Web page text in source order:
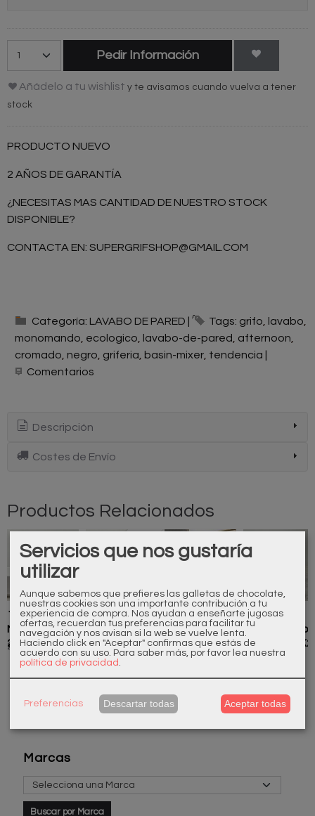
Marcas
Pedir Información
Añádelo a tu wishlist y te avisamos cuando vuelva a tener
stock
PRODUCTO NUEVO
2 AÑOS DE GARANTÍA
¿NECESITAS MAS CANTIDAD DE NUESTRO STOCK
DISPONIBLE?
CONTACTA EN: SUPERGRIFSHOP@GMAIL.COM
Categoría: LAVABO DE PARED Tags: grifo
lavabo
monomando ecologico lavabo-de-pared
afternoon
cromado negro griferia basin-mixer tendencia
Comentarios
Descripción
Costes de Envío
Productos Relacionados
173604370
Monomando
2 agujeros K2
284,35 €
Agotado
173105284
Monomando
Lavabo
Pared K2
302,50 €
173604240
Monomando
2 Agujeros K2
338,80 €
173604110
Monomando
2 agujeros K2
260,15 €
Servicios que nos gustaría
utilizar
Aunque sabemos que prefieres las galletas de chocolate,
nuestras cookies son una importante contribución a tu
experiencia de compra. Nos ayudan a enseñarte jugosas
ofertas, recuerdan tus preferencias para facilitar tu
navegación y nos avisan si la web se vuelve lenta.
Haciendo click en "Aceptar" confirmas que estás de
acuerdo con su uso. Para saber más, por favor lea nuestra
política de privacidad
Preferencias Descartar todas Aceptar todas